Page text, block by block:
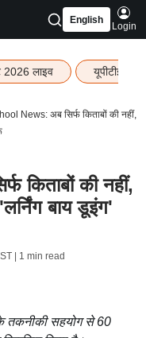
English
Login
2026 लाइव यूपीटीईटी
News: अब सिर्फ किताबों की नहीं,
किताबों की नहीं,
बाय डूइंग'
| 1 min read
तकनीकी सहयोग से 60